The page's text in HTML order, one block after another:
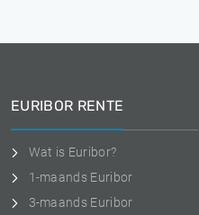
EURIBOR RENTE
Wat is Euribor?
1-maands Euribor
3-maands Euribor